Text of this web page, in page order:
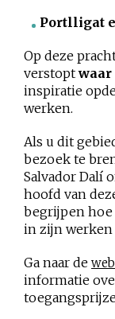
Portlligat
Op deze
verstoptwaar
inspiratie
werken.
Als u dit
bezoek te
Salvador Dalí
hoofd van
begrijpen hoe
in zijn werken
Ga naar de
informatie